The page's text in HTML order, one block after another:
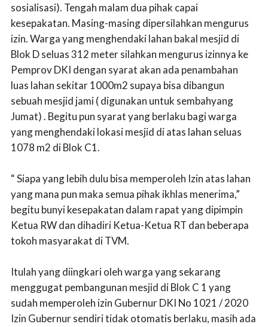
sosialisasi). Tengah malam dua pihak capai
kesepakatan. Masing-masing dipersilahkan mengurus
izin. Warga yang menghendaki lahan bakal mesjid di
Blok D seluas 312 meter silahkan mengurus izinnya ke
Pemprov DKI dengan syarat akan ada penambahan
luas lahan sekitar 1000m2 supaya bisa dibangun
sebuah mesjid jami ( digunakan untuk sembahyang
Jumat) . Begitu pun syarat yang berlaku bagi warga
yang menghendaki lokasi mesjid di atas lahan seluas
1078 m2 di Blok C1.
“ Siapa yang lebih dulu bisa memperoleh Izin atas lahan
yang mana pun maka semua pihak ikhlas menerima,”
begitu bunyi kesepakatan dalam rapat yang dipimpin
Ketua RW dan dihadiri Ketua-Ketua RT dan beberapa
tokoh masyarakat di TVM.
Itulah yang diingkari oleh warga yang sekarang
menggugat pembangunan mesjid di Blok C 1 yang
sudah memperoleh izin Gubernur DKI No 1021 / 2020
Izin Gubernur sendiri tidak otomatis berlaku, masih ada